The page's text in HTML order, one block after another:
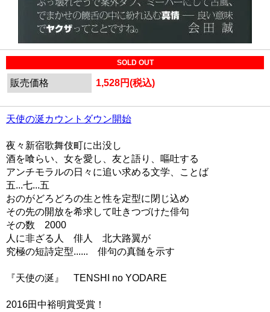
SOLD OUT
販売価格 1,528円(税込)
天使の涎カウントダウン開始
夜々新宿歌舞伎町に出没し
酒を喰らい、女を愛し、友と語り、嘔吐する
アンチモラルの日々に追い求める文学、ことば
五...七...五
おのがどろどろの生と性を定型に閉じ込め
その先の開放を希求して吐きつづけた俳句
その数 2000
人に非ざる人 俳人 北大路翼が
究極の短詩定型...... 俳句の真髄を示す
『天使の涎』 TENSHI no YODARE
2016田中裕明賞受賞！